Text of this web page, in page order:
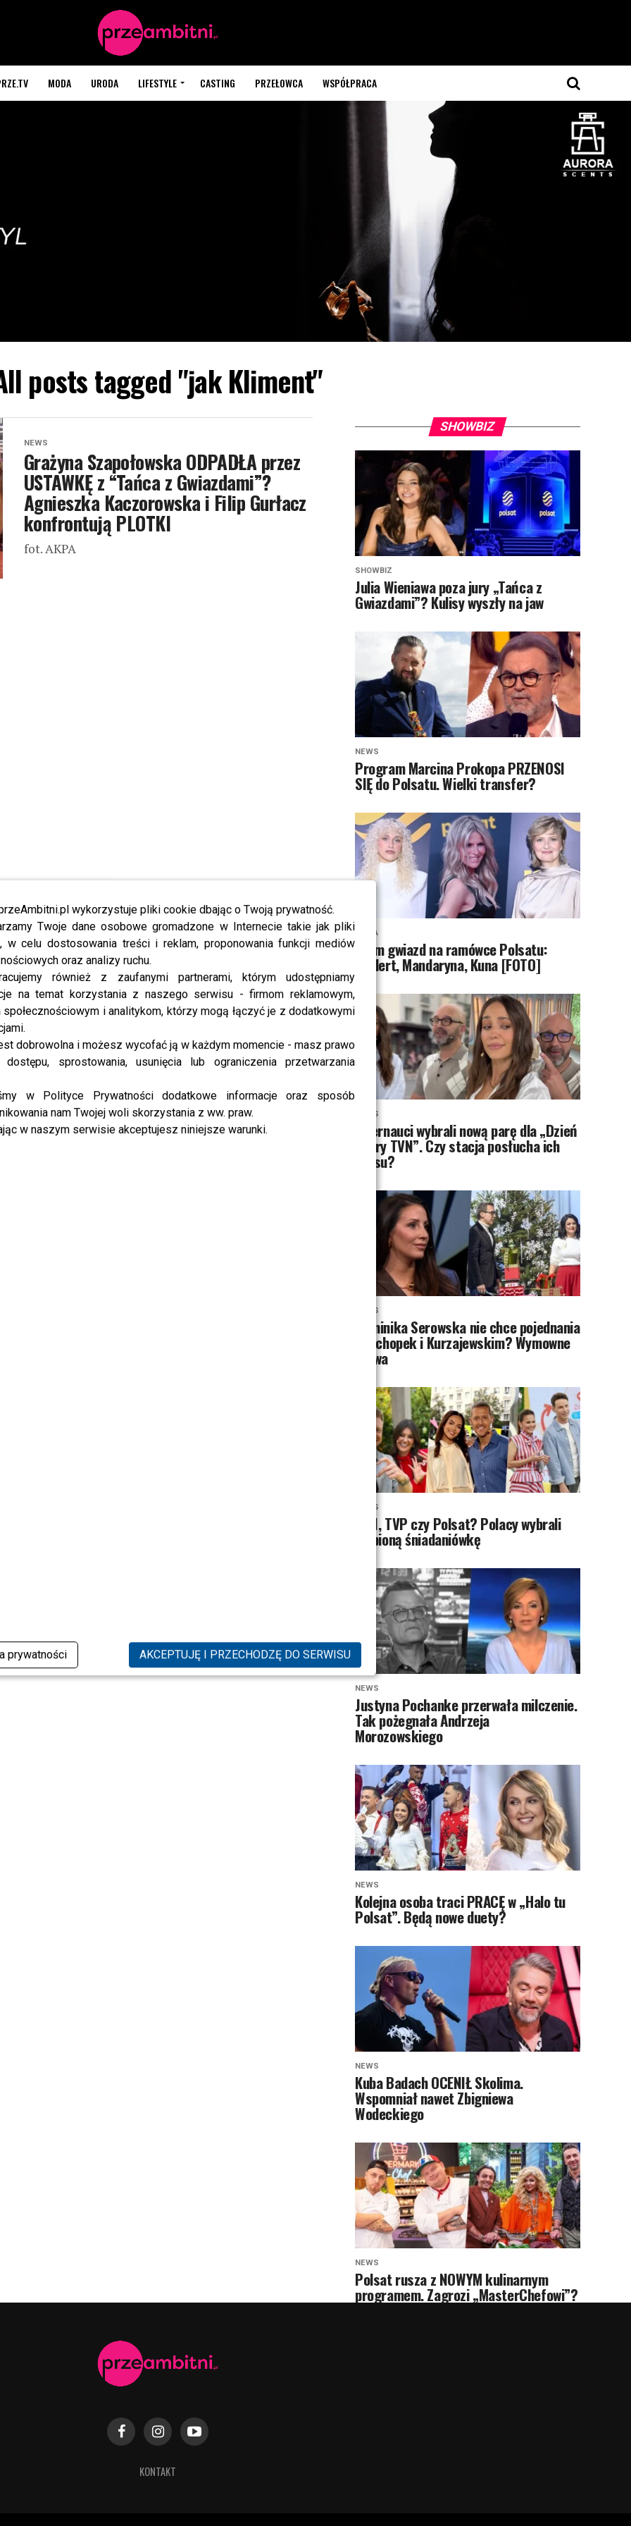
wykorzystuje pliki cookie dbając o Twoją prywatność.
Twoje dane osobowe gromadzone w Internecie takie jak pliki
w celu dostosowania treści i reklam, proponowania funkcji mediów
oraz analizy ruchu.
również z zaufanymi partnerami, którym udostępniamy
na temat korzystania z naszego serwisu - firmom reklamowym,
społecznościowym i analitykom, którzy mogą łączyć je z dodatkowymi
dobrowolna i możesz wycofać ją w każdym momencie - masz prawo
dostępu, sprostowania, usunięcia lub ograniczenia przetwarzania
w Polityce Prywatności dodatkowe informacje oraz sposób
nam Twojej woli skorzystania z ww. praw.
w naszym serwisie akceptujesz niniejsze warunki.
prywatności AKCEPTUJĘ I PRZECHODZĘ DO SERWISU
MODA URODA LIFESTYLE CASTING PRZEŁOWCA WSPÓŁPRACA
posts tagged "jak Kliment"
NEWS
Grażyna Szapołowska ODPADŁA przez
USTAWKĘ z “Tańca z Gwiazdami”?
Agnieszka Kaczorowska i Filip Gurłacz
konfrontują PLOTKI
fot. AKPA
SHOWBIZ
SHOWBIZ
Julia Wieniawa poza jury „Tańca z
Gwiazdami”? Kulisy wyszły na jaw
NEWS
Program Marcina Prokopa PRZENOSI
SIĘ do Polsatu. Wielki transfer?
MODA
Tłum gwiazd na ramówce Polsatu:
Englert, Mandaryna, Kuna [FOTO]
NEWS
Internauci wybrali nową parę dla „Dzień
dobry TVN”. Czy stacja posłucha ich
głosu?
NEWS
Dominika Serowska nie chce pojednania
z Cichopek i Kurzajewskim? Wymowne
słowa
NEWS
TVN, TVP czy Polsat? Polacy wybrali
ulubioną śniadaniówkę
NEWS
Justyna Pochanke przerwała milczenie.
Tak pożegnała Andrzeja
Morozowskiego
NEWS
Kolejna osoba traci PRACĘ w „Halo tu
Polsat”. Będą nowe duety?
NEWS
Kuba Badach OCENIŁ Skolima.
Wspomniał nawet Zbigniewa
Wodeckiego
NEWS
Polsat rusza z NOWYM kulinarnym
programem. Zagrozi „MasterChefowi”?
KONTAKT